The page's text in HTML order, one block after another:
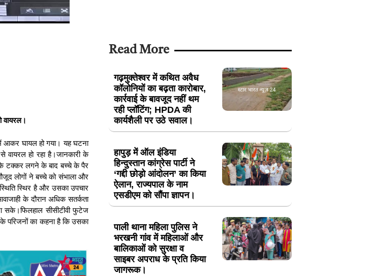
वायरल।
आकर घायल हो गया। यह घटना
वायरल हो रहा है।जानकारी के
टक्कर लगने के बाद बच्चे के पैर
लोगों ने बच्चे को संभाला और
स्थिर है और उसका उपचार
के दौरान अधिक सतर्कता
सके।फिलहाल सीसीटीवी फुटेज
परिजनों का कहना है कि उसका
Read More
गढ़मुक्तेश्वर में कथित अवैध
कॉलोनियों का बढ़ता कारोबार,
कार्रवाई के बावजूद नहीं थम
रही प्लॉटिंग; HPDA की
कार्यशैली पर उठे सवाल।
हापुड़ में ऑल इंडिया
हिन्दुस्तान कांग्रेस पार्टी ने
‘गद्दी छोड़ो आंदोलन’ का किया
ऐलान, राज्यपाल के नाम
एसडीएम को सौंपा ज्ञापन।
पाली थाना महिला पुलिस ने
भरखनी गांव में महिलाओं और
बालिकाओं को सुरक्षा व
साइबर अपराध के प्रति किया
जागरूक।